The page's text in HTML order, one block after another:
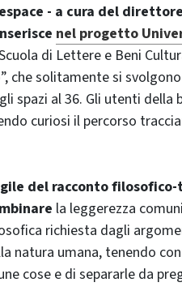
- a cura del
nel progetto
di Lettere e Beni
che solitamente si
spazi al 36. Gli utenti
curiosi il percorso
del racconto
la leggerezza
richiesta dagli
natura umana, tenendo
cose e di separarle da